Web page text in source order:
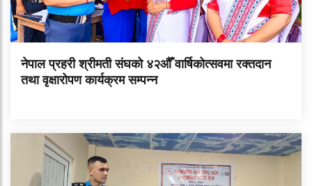
नेपाल प्रहरी श्रीमती संघको ४२औँ वार्षिकोत्सवमा रक्तदान
तथा वृक्षारोपण कार्यक्रम सम्पन्न